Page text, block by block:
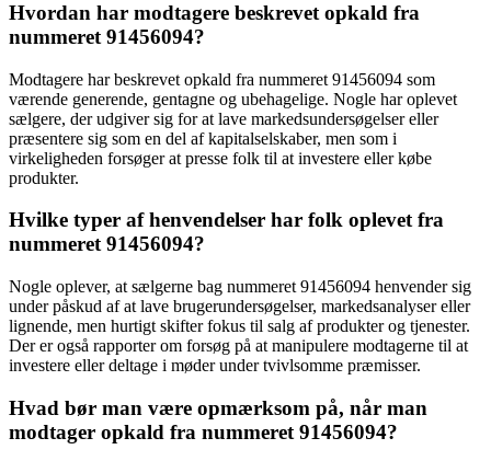
Hvordan har modtagere beskrevet opkald fra
nummeret 91456094?
Modtagere har beskrevet opkald fra nummeret 91456094 som
værende generende, gentagne og ubehagelige. Nogle har oplevet
sælgere, der udgiver sig for at lave markedsundersøgelser eller
præsentere sig som en del af kapitalselskaber, men som i
virkeligheden forsøger at presse folk til at investere eller købe
produkter.
Hvilke typer af henvendelser har folk oplevet fra
nummeret 91456094?
Nogle oplever, at sælgerne bag nummeret 91456094 henvender sig
under påskud af at lave brugerundersøgelser, markedsanalyser eller
lignende, men hurtigt skifter fokus til salg af produkter og tjenester.
Der er også rapporter om forsøg på at manipulere modtagerne til at
investere eller deltage i møder under tvivlsomme præmisser.
Hvad bør man være opmærksom på, når man
modtager opkald fra nummeret 91456094?